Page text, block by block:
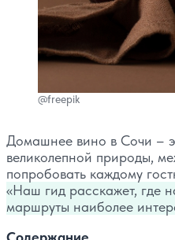
@freepik
Домашнее вино в Сочи –
великолепной природы,
попробовать каждому
Наш гид расскажет, где
маршруты наиболее